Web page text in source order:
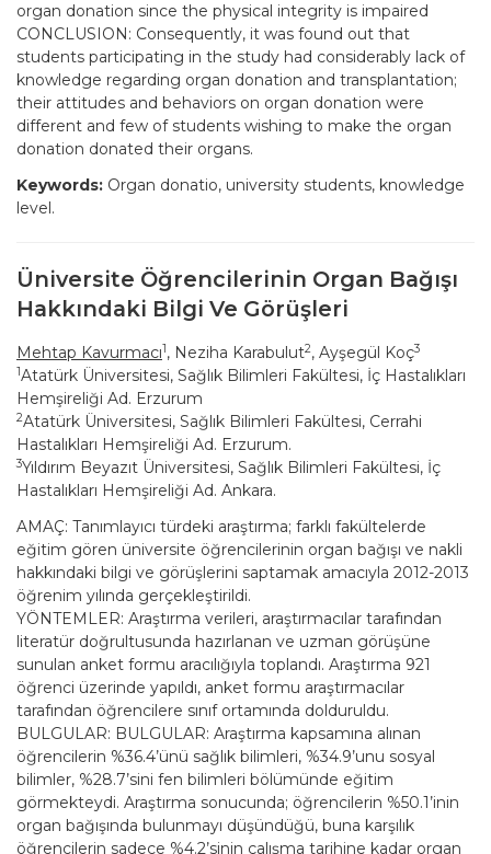
organ donation since the physical integrity is impaired
CONCLUSION: Consequently, it was found out that
students participating in the study had considerably lack of
knowledge regarding organ donation and transplantation;
their attitudes and behaviors on organ donation were
different and few of students wishing to make the organ
donation donated their organs.
Keywords: Organ donatio, university students, knowledge
level.
Üniversite Öğrencilerinin Organ Bağışı
Hakkındaki Bilgi Ve Görüşleri
Mehtap Kavurmacı1, Neziha Karabulut2, Ayşegül Koç3
1Atatürk Üniversitesi, Sağlık Bilimleri Fakültesi, İç Hastalıkları
Hemşireliği Ad. Erzurum
2Atatürk Üniversitesi, Sağlık Bilimleri Fakültesi, Cerrahi
Hastalıkları Hemşireliği Ad. Erzurum.
3Yıldırım Beyazıt Üniversitesi, Sağlık Bilimleri Fakültesi, İç
Hastalıkları Hemşireliği Ad. Ankara.
AMAÇ: Tanımlayıcı türdeki araştırma; farklı fakültelerde
eğitim gören üniversite öğrencilerinin organ bağışı ve nakli
hakkındaki bilgi ve görüşlerini saptamak amacıyla 2012-2013
öğrenim yılında gerçekleştirildi.
YÖNTEMLER: Araştırma verileri, araştırmacılar tarafından
literatür doğrultusunda hazırlanan ve uzman görüşüne
sunulan anket formu aracılığıyla toplandı. Araştırma 921
öğrenci üzerinde yapıldı, anket formu araştırmacılar
tarafından öğrencilere sınıf ortamında dolduruldu.
BULGULAR: BULGULAR: Araştırma kapsamına alınan
öğrencilerin %36.4’ünü sağlık bilimleri, %34.9’unu sosyal
bilimler, %28.7’sini fen bilimleri bölümünde eğitim
görmekteydi. Araştırma sonucunda; öğrencilerin %50.1’inin
organ bağışında bulunmayı düşündüğü, buna karşılık
öğrencilerin sadece %4.2’sinin çalışma tarihine kadar organ